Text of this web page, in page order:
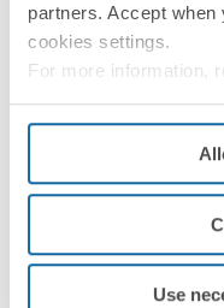
partners. Accept
cookies settings.
For more information,
Use
Documentation